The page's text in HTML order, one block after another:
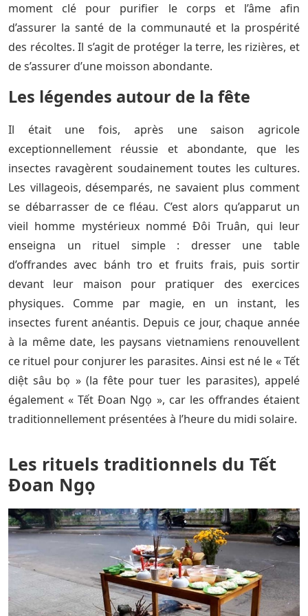
moment clé pour purifier le corps et l’âme afin
d’assurer la santé de la communauté et la prospérité
des récoltes. Il s’agit de protéger la terre, les rizières, et
de s’assurer d’une moisson abondante.
Les légendes autour de la fête
Il était une fois, après une saison agricole
exceptionnellement réussie et abondante, que les
insectes ravagèrent soudainement toutes les cultures.
Les villageois, désemparés, ne savaient plus comment
se débarrasser de ce fléau. C’est alors qu’apparut un
vieil homme mystérieux nommé Đôi Truân, qui leur
enseigna un rituel simple : dresser une table
d’offrandes avec bánh tro et fruits frais, puis sortir
devant leur maison pour pratiquer des exercices
physiques. Comme par magie, en un instant, les
insectes furent anéantis. Depuis ce jour, chaque année
à la même date, les paysans vietnamiens renouvellent
ce rituel pour conjurer les parasites. Ainsi est né le « Tết
diệt sâu bọ » (la fête pour tuer les parasites), appelé
également « Tết Đoan Ngọ », car les offrandes étaient
traditionnellement présentées à l’heure du midi solaire.
Les rituels traditionnels du Tết
Đoan Ngọ